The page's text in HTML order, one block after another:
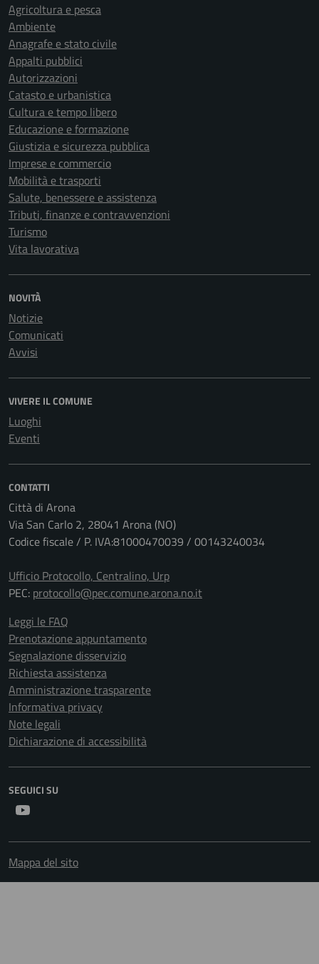
Agricoltura e pesca
Ambiente
Anagrafe e stato civile
Appalti pubblici
Autorizzazioni
Catasto e urbanistica
Cultura e tempo libero
Educazione e formazione
Giustizia e sicurezza pubblica
Imprese e commercio
Mobilità e trasporti
Salute, benessere e assistenza
Tributi, finanze e contravvenzioni
Turismo
Vita lavorativa
NOVITÀ
Notizie
Comunicati
Avvisi
VIVERE IL COMUNE
Luoghi
Eventi
CONTATTI
Città di Arona
Via San Carlo 2, 28041 Arona (NO)
Codice fiscale / P. IVA:81000470039 / 00143240034
Ufficio Protocollo, Centralino, Urp
PEC: protocollo@pec.comune.arona.no.it
Leggi le FAQ
Prenotazione appuntamento
Segnalazione disservizio
Richiesta assistenza
Amministrazione trasparente
Informativa privacy
Note legali
Dichiarazione di accessibilità
SEGUICI SU
Mappa del sito